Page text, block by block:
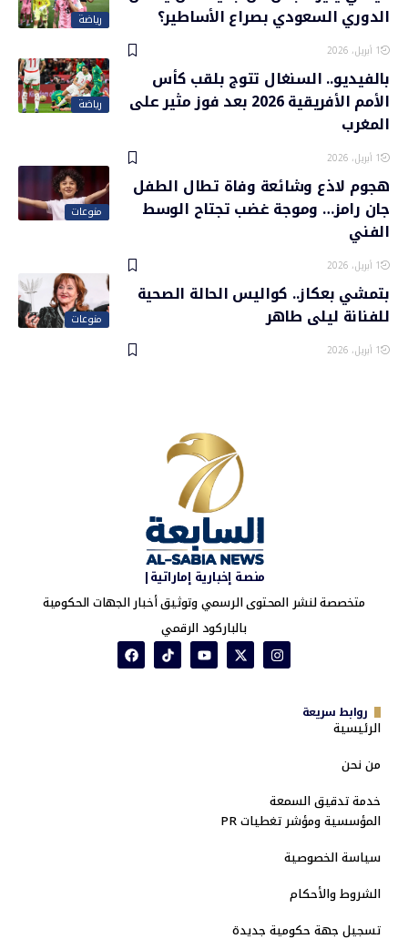
رياضة
الدوري السعودي بصراع الأساطير؟
1 أبريل، 2026
رياضة
بالفيديو.. السنغال تتوج بلقب كأس
الأمم الأفريقية 2026 بعد فوز مثير على
المغرب
1 أبريل، 2026
منوعات
هجوم لاذع وشائعة وفاة تطال الطفل
جان رامز… وموجة غضب تجتاح الوسط
الفني
1 أبريل، 2026
منوعات
بتمشي بعكاز.. كواليس الحالة الصحية
للفنانة ليلى طاهر
1 أبريل، 2026
منصة إخبارية إماراتية|
متخصصة لنشر المحتوى الرسمي وتوثيق أخبار الجهات الحكومية
بالباركود الرقمي
روابط سريعة
الرئيسية
من نحن
خدمة تدقيق السمعة
المؤسسية ومؤشر تغطيات PR
سياسة الخصوصية
الشروط والأحكام
تسجيل جهة حكومية جديدة